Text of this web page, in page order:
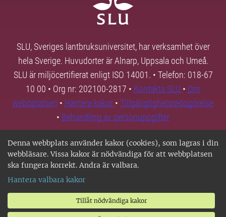
Denna webbplats använder kakor (cookies), som lagras i din
webbläsare. Vissa kakor är nödvändiga för att webbplatsen
ska fungera korrekt. Andra är valbara.
Hantera valbara kakor
Tillåt nödvändiga kakor
SLU, Sveriges lantbruksuniversitet, har verksamhet över
hela Sverige. Huvudorter är Alnarp, Uppsala och Umeå.
SLU är miljöcertifierat enligt ISO 14001. • Telefon: 018-67
10 00 • Org nr: 202100-2817 • Kontakta SLU • Om
webbplatsen • Hantera kakor • Tillgänglighetsredogörelse
• Behandling av personuppgifter